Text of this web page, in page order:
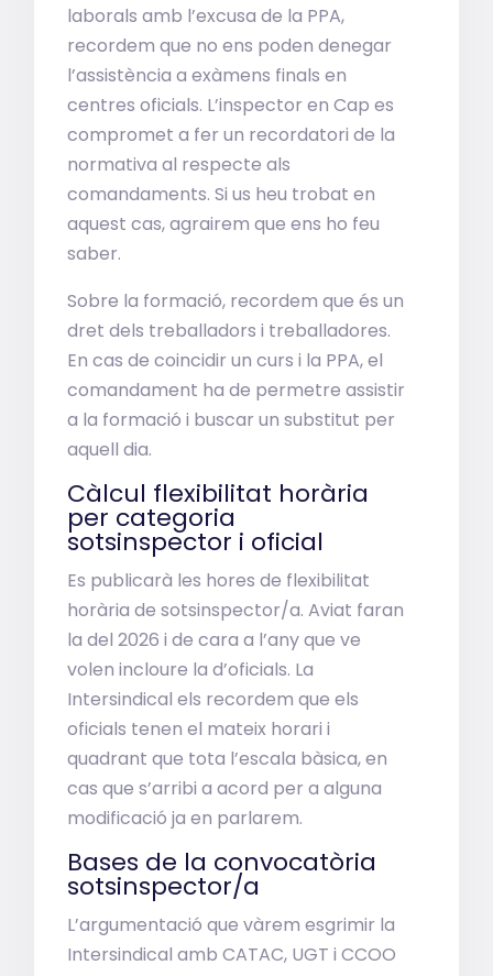
laborals amb l’excusa de la PPA,
recordem que no ens poden denegar
l’assistència a exàmens finals en
centres oficials. L’inspector en Cap es
compromet a fer un recordatori de la
normativa al respecte als
comandaments. Si us heu trobat en
aquest cas, agrairem que ens ho feu
saber.
Sobre la formació, recordem que és un
dret dels treballadors i treballadores.
En cas de coincidir un curs i la PPA, el
comandament ha de permetre assistir
a la formació i buscar un substitut per
aquell dia.
Càlcul flexibilitat horària
per categoria
sotsinspector i oficial
Es publicarà les hores de flexibilitat
horària de sotsinspector/a. Aviat faran
la del 2026 i de cara a l’any que ve
volen incloure la d’oficials. La
Intersindical els recordem que els
oficials tenen el mateix horari i
quadrant que tota l’escala bàsica, en
cas que s’arribi a acord per a alguna
modificació ja en parlarem.
Bases de la convocatòria
sotsinspector/a
L’argumentació que vàrem esgrimir la
Intersindical amb CATAC, UGT i CCOO